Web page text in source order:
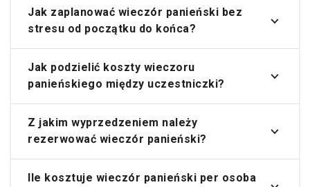
Jak zaplanować wieczór panieński bez
stresu od początku do końca?
Jak podzielić koszty wieczoru
panieńskiego między uczestniczki?
Z jakim wyprzedzeniem należy
rezerwować wieczór panieński?
Ile kosztuje wieczór panieński per osoba